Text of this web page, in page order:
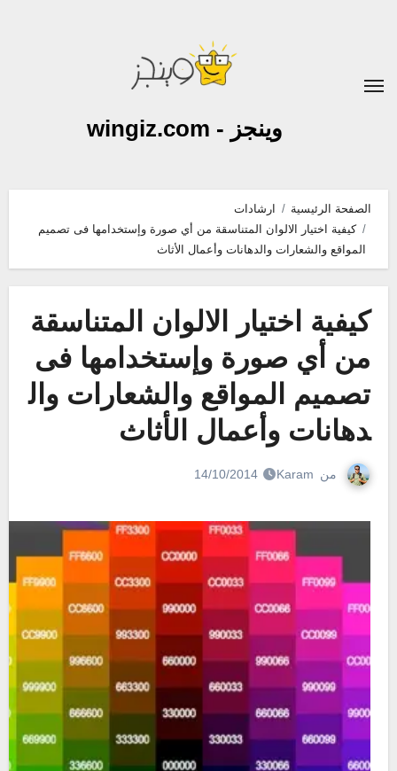
وينجز - wingiz.com
الصفحة الرئيسية
ارشادات
كيفية اختيار الالوان المتناسقة من أي صورة وإستخدامها فى تصميم
المواقع والشعارات والدهانات وأعمال الأثاث
كيفية اختيار الالوان المتناسقة
من أي صورة وإستخدامها فى
تصميم المواقع والشعارات وال
دهانات وأعمال الأثاث
من Karam
14/10/2014